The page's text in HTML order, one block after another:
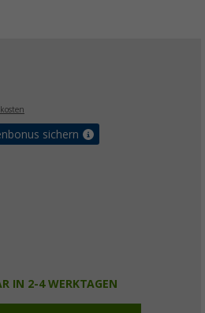
sichern
IN 2-4 WERKTAGEN